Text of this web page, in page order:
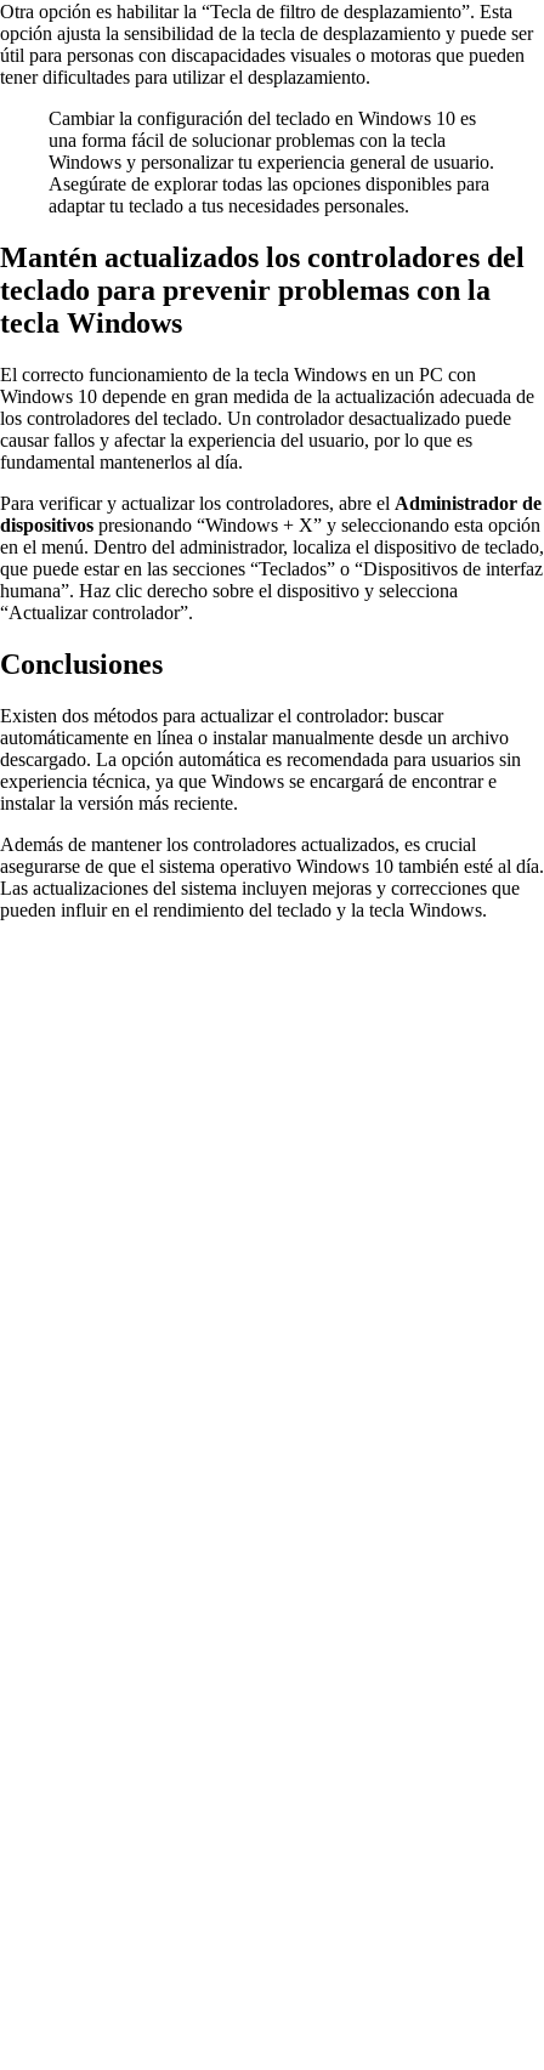
Otra opción es habilitar la “Tecla de filtro de desplazamiento”. Esta
opción ajusta la sensibilidad de la tecla de desplazamiento y puede ser
útil para personas con discapacidades visuales o motoras que pueden
tener dificultades para utilizar el desplazamiento.
Cambiar la configuración del teclado en Windows 10 es
una forma fácil de solucionar problemas con la tecla
Windows y personalizar tu experiencia general de usuario.
Asegúrate de explorar todas las opciones disponibles para
adaptar tu teclado a tus necesidades personales.
Mantén actualizados los controladores del
teclado para prevenir problemas con la
tecla Windows
El correcto funcionamiento de la tecla Windows en un PC con
Windows 10 depende en gran medida de la actualización adecuada de
los controladores del teclado. Un controlador desactualizado puede
causar fallos y afectar la experiencia del usuario, por lo que es
fundamental mantenerlos al día.
Para verificar y actualizar los controladores, abre el Administrador de
dispositivos presionando “Windows + X” y seleccionando esta opción
en el menú. Dentro del administrador, localiza el dispositivo de teclado,
que puede estar en las secciones “Teclados” o “Dispositivos de interfaz
humana”. Haz clic derecho sobre el dispositivo y selecciona
“Actualizar controlador”.
Conclusiones
Existen dos métodos para actualizar el controlador: buscar
automáticamente en línea o instalar manualmente desde un archivo
descargado. La opción automática es recomendada para usuarios sin
experiencia técnica, ya que Windows se encargará de encontrar e
instalar la versión más reciente.
Además de mantener los controladores actualizados, es crucial
asegurarse de que el sistema operativo Windows 10 también esté al día.
Las actualizaciones del sistema incluyen mejoras y correcciones que
pueden influir en el rendimiento del teclado y la tecla Windows.